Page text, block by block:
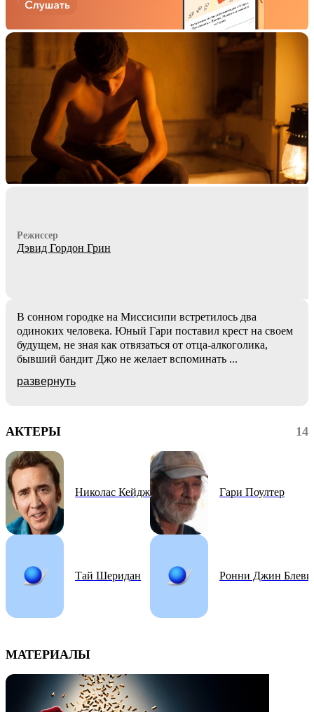
Режиссер
Дэвид Гордон Грин
В сонном городке на Миссисипи встретилось два
одиноких человека. Юный Гари поставил крест на своем
будущем, не зная как отвязаться от отца-алкоголика,
бывший бандит Джо не желает вспоминать ...
развернуть
АКТЕРЫ 14
Николас Кейдж
Тай Шеридан
Гари Поултер
Ронни Джин
МАТЕРИАЛЫ